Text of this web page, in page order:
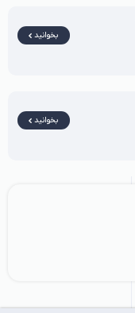
بخوانید
بخوانید